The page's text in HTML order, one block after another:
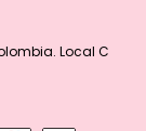
Local C